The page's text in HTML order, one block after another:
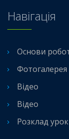
Навігація
Основи
Фотогалерея
Відео
Відео
Розклад